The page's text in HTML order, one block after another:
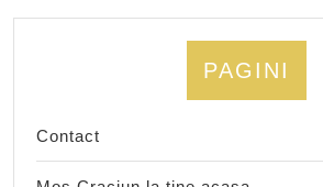
PAGINI
Contact